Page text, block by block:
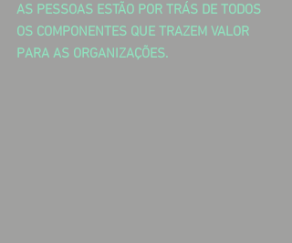
AS PESSOAS ESTÃO POR TRÁS DE TODOS
OS COMPONENTES QUE TRAZEM VALOR
PARA AS ORGANIZAÇÕES.